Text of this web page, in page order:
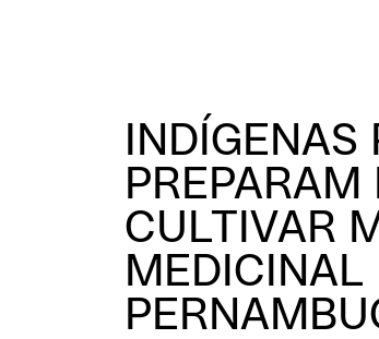
PREPARAM
CULTIVAR
MEDICINAL